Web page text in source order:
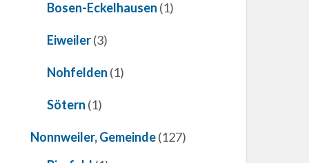
Bosen-Eckelhausen (1)
Eiweiler(3)
Nohfelden (1)
Sötern (1)
Nonnweiler, Gemeinde(127)